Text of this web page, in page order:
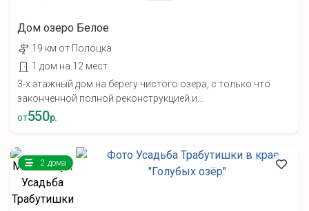
Дом озеро Белое
19 км от Полоцка
1 дом на 12 мест
3-х этажный дом на берегу чистого озера, с только что
законченной полной реконструкцией и...
от550р.
2 дома